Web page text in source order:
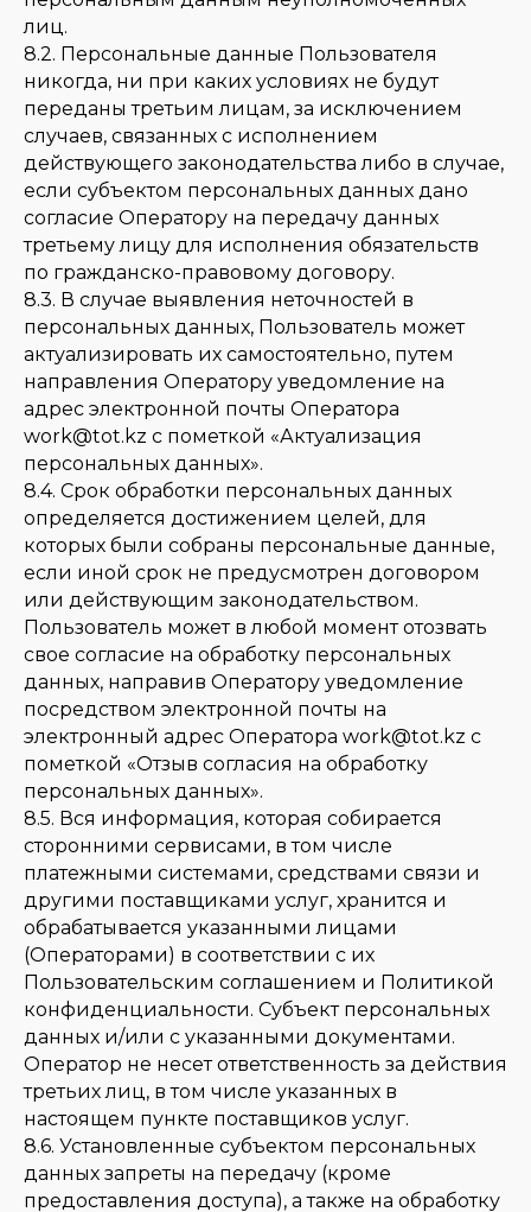
лиц.
8.2. Персональные данные Пользователя
никогда, ни при каких условиях не будут
переданы третьим лицам, за исключением
случаев, связанных с исполнением
действующего законодательства либо в случае,
если субъектом персональных данных дано
согласие Оператору на передачу данных
третьему лицу для исполнения обязательств
по гражданско-правовому договору.
8.3. В случае выявления неточностей в
персональных данных, Пользователь может
актуализировать их самостоятельно, путем
направления Оператору уведомление на
адрес электронной почты Оператора
work@tot.kz с пометкой «Актуализация
персональных данных».
8.4. Срок обработки персональных данных
определяется достижением целей, для
которых были собраны персональные данные,
если иной срок не предусмотрен договором
или действующим законодательством.
Пользователь может в любой момент отозвать
свое согласие на обработку персональных
данных, направив Оператору уведомление
посредством электронной почты на
электронный адрес Оператора work@tot.kz с
пометкой «Отзыв согласия на обработку
персональных данных».
8.5. Вся информация, которая собирается
сторонними сервисами, в том числе
платежными системами, средствами связи и
другими поставщиками услуг, хранится и
обрабатывается указанными лицами
(Операторами) в соответствии с их
Пользовательским соглашением и Политикой
конфиденциальности. Субъект персональных
данных и/или с указанными документами.
Оператор не несет ответственность за действия
третьих лиц, в том числе указанных в
настоящем пункте поставщиков услуг.
8.6. Установленные субъектом персональных
данных запреты на передачу (кроме
предоставления доступа), а также на обработку